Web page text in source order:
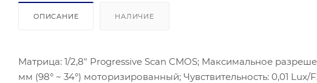
ОПИСАНИЕ НАЛИЧИЕ
Матрица: 1/2,8" Progressive Scan CMOS; Максимальное
мм (98° ~ 34°) моторизированный; Чувствительность: 0,01